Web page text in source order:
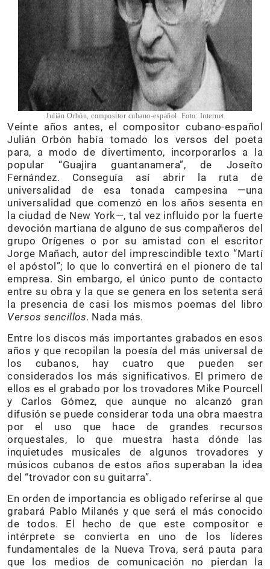
Julián Orbón, compositor cubano-español. Foto: Internet
Veinte años antes, el compositor cubano-español
Julián Orbón había tomado los versos del poeta
para, a modo de divertimento, incorporarlos a la
popular “Guajira guantanamera”, de Joseíto
Fernández. Conseguía así abrir la ruta de
universalidad de esa tonada campesina —una
universalidad que comenzó en los años sesenta en
la ciudad de New York—, tal vez influido por la fuerte
devoción martiana de alguno de sus compañeros del
grupo Orígenes o por su amistad con el escritor
Jorge Mañach, autor del imprescindible texto “Martí
el apóstol”; lo que lo convertirá en el pionero de tal
empresa. Sin embargo, el único punto de contacto
entre su obra y la que se genera en los setenta será
la presencia de casi los mismos poemas del libro
Versos sencillos. Nada más.
Entre los discos más importantes grabados en esos
años y que recopilan la poesía del más universal de
los cubanos, hay cuatro que pueden ser
considerados los más significativos. El primero de
ellos es el grabado por los trovadores Mike Pourcell
y Carlos Gómez, que aunque no alcanzó gran
difusión se puede considerar toda una obra maestra
por el uso que hace de grandes recursos
orquestales, lo que muestra hasta dónde las
inquietudes musicales de algunos trovadores y
músicos cubanos de estos años superaban la idea
del “trovador con su guitarra”.
En orden de importancia es obligado referirse al que
grabará Pablo Milanés y que será el más conocido
de todos. El hecho de que este compositor e
intérprete se convierta en uno de los líderes
fundamentales de la Nueva Trova, será pauta para
que los medios de comunicación no pierdan la